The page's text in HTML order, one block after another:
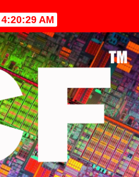
4:20:30 AM